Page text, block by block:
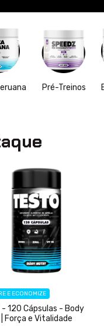
Pré-Treinos
120 Cápsulas - Body
Força e Vitalidade
E ECONOMIZE